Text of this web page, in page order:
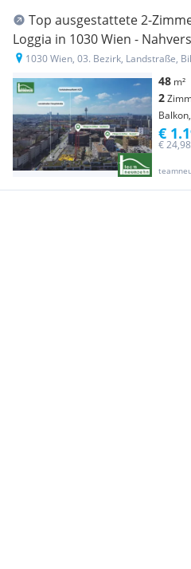
Top ausgestattete 2-
Loggia in 1030 Wien -
öffentliche Verkehrsmittel in
1030 Wien, 03. Bezirk, Landstraße,
48 m²
2
€
€